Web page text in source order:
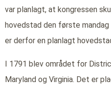
var planlagt, at kongressen
hovedstad den første
er derfor en planlagt
I 1791 blev området for
Maryland og Virginia. Det er